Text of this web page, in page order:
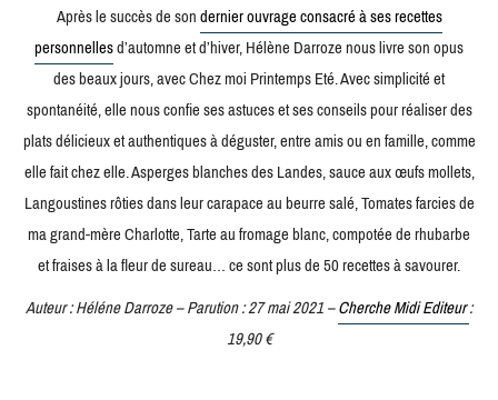
Après le succès de sondernier ouvrage consacré à ses recettes
personnellesd’automne et d’hiver, Hélène Darroze nous livre son opus
des beaux jours, avec Chez moi Printemps Eté. Avec simplicité et
spontanéité, elle nous confie ses astuces et ses conseils pour réaliser des
plats délicieux et authentiques à déguster, entre amis ou en famille, comme
elle fait chez elle. Asperges blanches des Landes, sauce aux œufs mollets,
Langoustines rôties dans leur carapace au beurre salé, Tomates farcies de
ma grand-mère Charlotte, Tarte au fromage blanc, compotée de rhubarbe
et fraises à la fleur de sureau… ce sont plus de 50 recettes à savourer.
Auteur : Héléne Darroze – Parution : 27 mai 2021 –Cherche Midi Editeur:
19,90 €